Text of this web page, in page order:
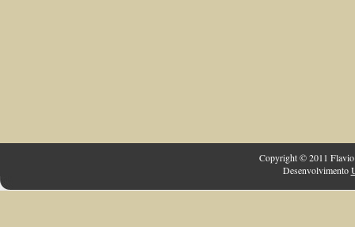
Copyright © 2011 Flavio
Desenvolvimento